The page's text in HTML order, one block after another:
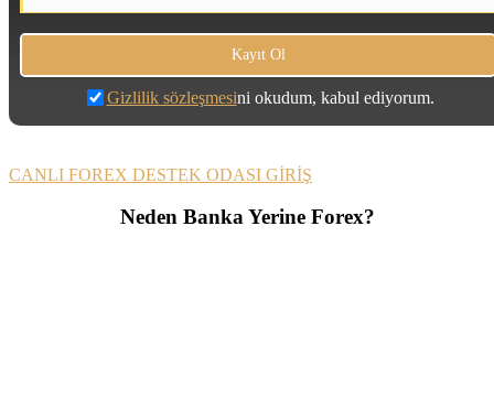
Gizlilik sözleşmesini okudum, kabul ediyorum.
CANLI FOREX DESTEK ODASI GİRİŞ
Neden Banka Yerine Forex?